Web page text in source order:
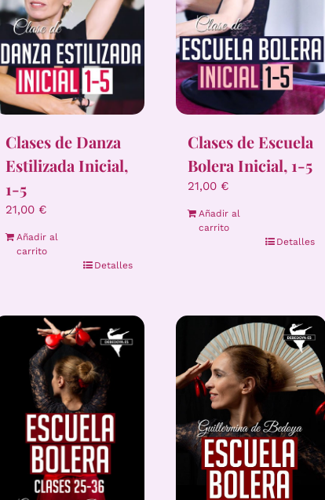
Clases de Danza
Estilizada Inicial,
1-5
21,00 €
Añadir al
carrito
Detalles
Clases de Escuela
Bolera Inicial, 1-5
21,00 €
Añadir al
carrito
Detalles